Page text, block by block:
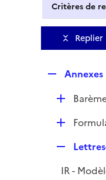
Critères de
Replier
p
l
i
e
Annexes
D
e
D
l
p
IR -